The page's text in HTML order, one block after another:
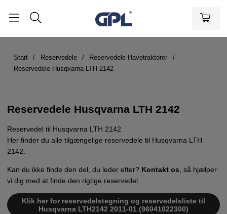
Start Reservedele
Reservedele Havetraktorer
Reservedele Husqvarna LTH 2142
Reservedele Husqvarna LTH 2142
Reservedel til Husqvarna LTH 2142
Her finder du alle tilgængelige reservedele til Husqvarna LTH
2142.
Kan du ikke finde den del, du leder efter? Kontakt os, så hjælper
vi dig med at finde den rigtige reservedel.
Klik her for reservedelstegning og reservedelsliste til
Husqvarna LTH2142 2011-01 (96041022300)